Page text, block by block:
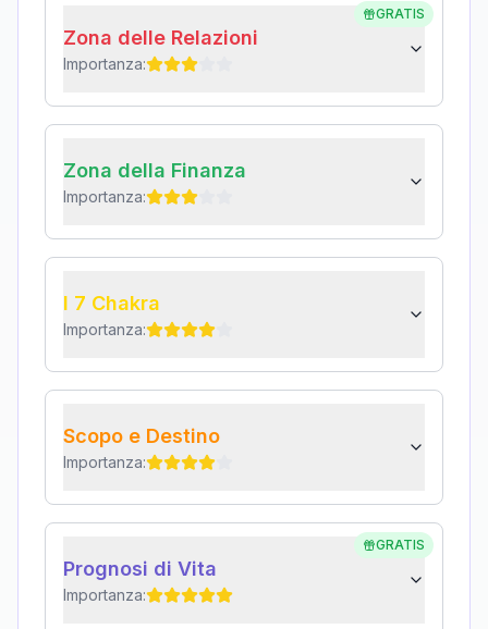
GRATIS
Zona delle Relazioni
Importanza:
Zona della Finanza
Importanza:
I 7 Chakra
Importanza:
Scopo e Destino
Importanza:
GRATIS
Prognosi di Vita
Importanza: